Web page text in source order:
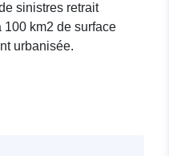
sinistres retrait
100 km2 de surface
urbanisée.